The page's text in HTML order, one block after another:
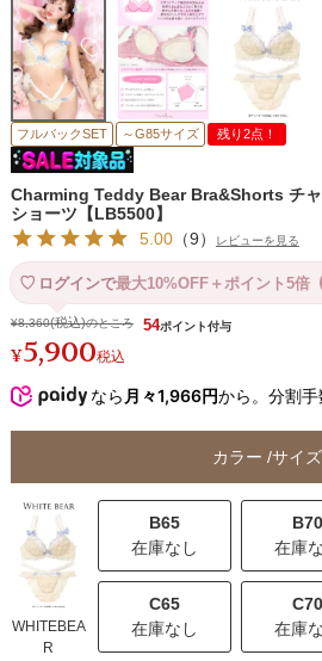
フルバックSET ～G85サイズ 残り2点！
Charming Teddy Bear Bra&Shorts チャ
ショーツ【LB5500】
5.00（9） レビューを見る
ログインで最大10%OFF＋ポイント5倍
¥8,360 のところ
¥5,900税込
54
なら 月々1,966円から。分割
カラー サイズ
WHITEBEA
R
B65
在庫なし
B70
在庫
C65
在庫なし
C70
在庫